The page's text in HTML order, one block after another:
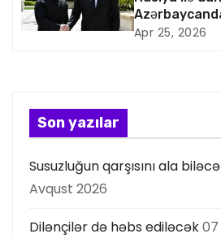
s
a
ı
Apr 25, 2026
Son yazılar
Susuzluğun qarşısını ala
Avqust 2026
Dilənçilər də həbs ediləcək07